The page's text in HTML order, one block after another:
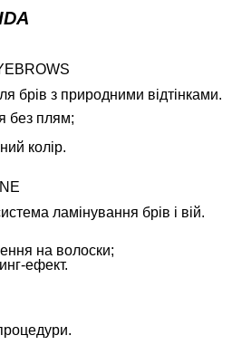
брів з природними відтінками.
без плям;
колір.
ламінування брів і вій.
на волоски;
ефект.